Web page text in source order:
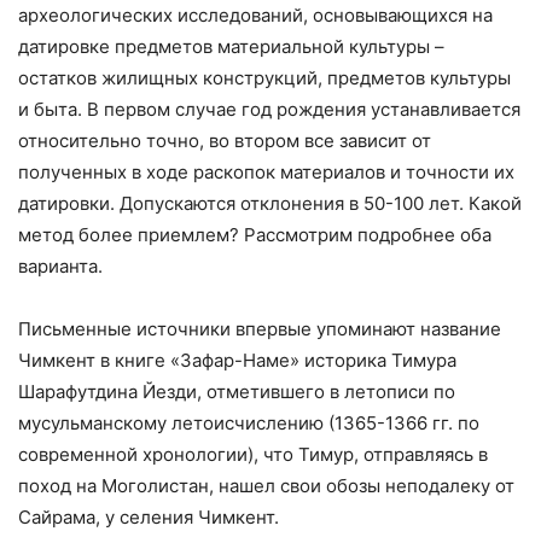
археологических исследований, основывающихся на
датировке предметов материальной культуры –
остатков жилищных конструкций, предметов культуры
и быта. В первом случае год рождения устанавливается
относительно точно, во втором все зависит от
полученных в ходе раскопок материалов и точности их
датировки. Допускаются отклонения в 50-100 лет. Какой
метод более приемлем? Рассмотрим подробнее оба
варианта.
Письменные источники впервые упоминают название
Чимкент в книге «Зафар-Наме» историка Тимура
Шарафутдина Йезди, отметившего в летописи по
мусульманскому летоисчислению (1365-1366 гг. по
современной хронологии), что Тимур, отправляясь в
поход на Моголистан, нашел свои обозы неподалеку от
Сайрама, у селения Чимкент.